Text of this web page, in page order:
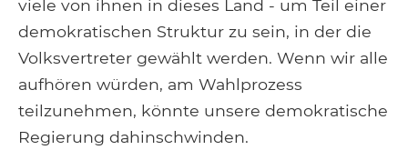
viele von ihnen in dieses Land - um Teil einer
demokratischen Struktur zu sein, in der die
Volksvertreter gewählt werden. Wenn wir alle
aufhören würden, am Wahlprozess
teilzunehmen, könnte unsere demokratische
Regierung dahinschwinden.